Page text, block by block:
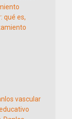
qué es,
vascular